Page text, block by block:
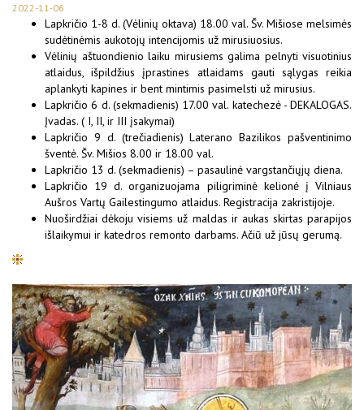
2022-11-06
Lapkričio 1-8 d. (Vėlinių oktava) 18.00 val. Šv. Mišiose melsimės
sudėtinėmis aukotojų intencijomis už mirusiuosius.
Vėlinių aštuondienio laiku mirusiems galima pelnyti visuotinius
atlaidus, išpildžius įprastines atlaidams gauti sąlygas reikia
aplankyti kapines ir bent mintimis pasimelsti už mirusius.
Lapkričio 6 d. (sekmadienis) 17.00 val. katechezė - DEKALOGAS.
Įvadas. ( I, II, ir III įsakymai)
Lapkričio 9 d. (trečiadienis) Laterano Bazilikos pašventinimo
šventė. Šv. Mišios 8.00 ir 18.00 val.
Lapkričio 13 d. (sekmadienis) – pasaulinė vargstančiųjų diena.
Lapkričio 19 d. organizuojama piligriminė kelionė į Vilniaus
Aušros Vartų Gailestingumo atlaidus. Registracija zakristijoje.
Nuoširdžiai dėkoju visiems už maldas ir aukas skirtas parapijos
išlaikymui ir katedros remonto darbams. Ačiū už jūsų gerumą.